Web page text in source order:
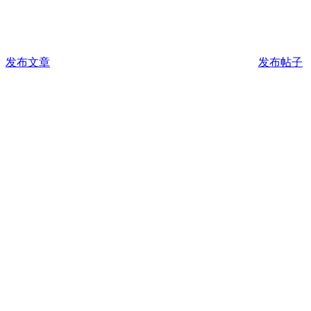
发布文章 发布帖子